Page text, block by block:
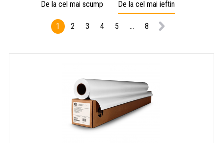
Q6575A,
190
g/m2,
36",
mm
lucioasă,
albă,
rolă
914mm
x
15,2m,
alb,
30,5
De la cel mai scump De la cel mai ieftin
1 2 3 4 5 ... 8